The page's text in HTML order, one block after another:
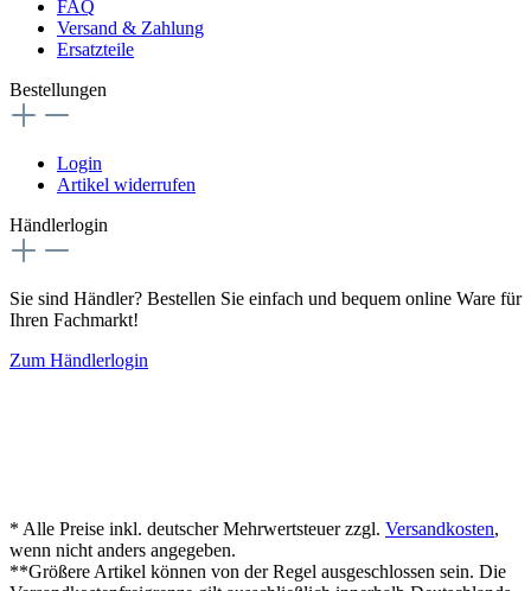
FAQ
Versand & Zahlung
Ersatzteile
Bestellungen
Login
Artikel widerrufen
Händlerlogin
Sie sind Händler? Bestellen Sie einfach und bequem online Ware für
Ihren Fachmarkt!
Zum Händlerlogin
* Alle Preise inkl. deutscher Mehrwertsteuer zzgl. Versandkosten,
wenn nicht anders angegeben.
**Größere Artikel können von der Regel ausgeschlossen sein. Die